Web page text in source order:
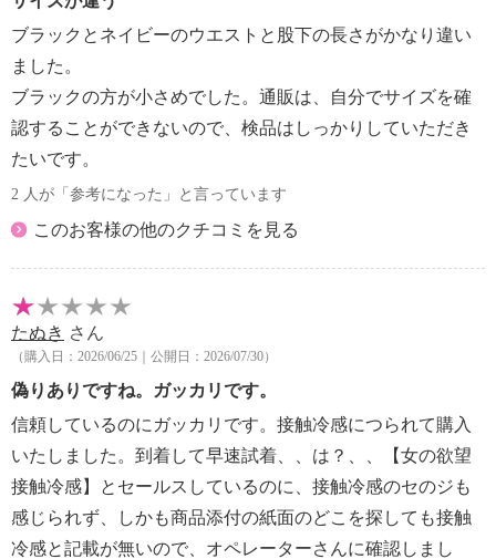
・中性洗剤使用
・個体差あり
【原産国（地）】
・中国製
ブラックとネイビーのウエストと股下の長さがかなり違い
ました。
ブラックの方が小さめでした。通販は、自分でサイズを確
認することができないので、検品はしっかりしていただき
たいです。
2 人が「参考になった」と言っています
このお客様の他のクチコミを見る
たぬき さん
（購入日：2026/06/25｜公開日：2026/07/30）
偽りありですね。ガッカリです。
信頼しているのにガッカリです。接触冷感につられて購入
いたしました。到着して早速試着、、は？、、【女の欲望
接触冷感】とセールスしているのに、接触冷感のセのジも
感じられず、しかも商品添付の紙面のどこを探しても接触
冷感と記載が無いので、オペレーターさんに確認しまし